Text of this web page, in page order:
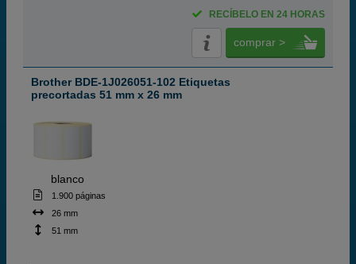
RECÍBELO EN 24 HORAS
comprar >
Brother BDE-1J026051-102 Etiquetas
precortadas 51 mm x 26 mm
blanco
1.900 páginas
26 mm
51 mm